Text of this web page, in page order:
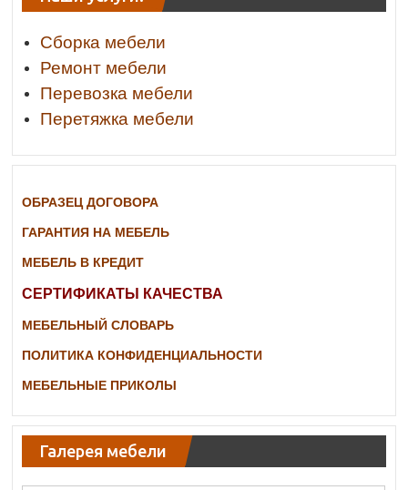
Сборка мебели
Ремонт мебели
Перевозка мебели
Перетяжка мебели
ОБРАЗЕЦ ДОГОВОРА
ГАРАНТИЯ НА МЕБЕЛЬ
МЕБЕЛЬ В КРЕДИТ
СЕРТИФИКАТЫ КАЧЕСТВА
МЕБЕЛЬНЫЙ СЛОВАРЬ
ПОЛИТИКА КОНФИДЕНЦИАЛЬНОСТИ
МЕБЕЛЬНЫЕ ПРИКОЛЫ
Галерея мебели